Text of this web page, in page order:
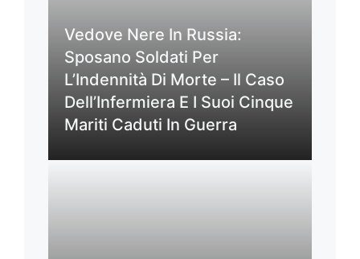
Vedove Nere In Russia:
Sposano Soldati Per
L’Indennità Di Morte – Il Caso
Dell’Infermiera E I Suoi Cinque
Mariti Caduti In Guerra